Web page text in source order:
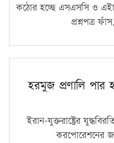
কঠোর হচ্ছে এসএসসি ও
প্রশ্নপত্র
হরমুজ প্রণালি পার
ইরান-যুক্তরাষ্ট্রের
করপোরেশনের